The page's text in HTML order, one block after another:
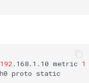
192 .168.1.10 metric 1
proto